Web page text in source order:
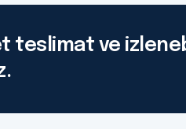
teslimat ve